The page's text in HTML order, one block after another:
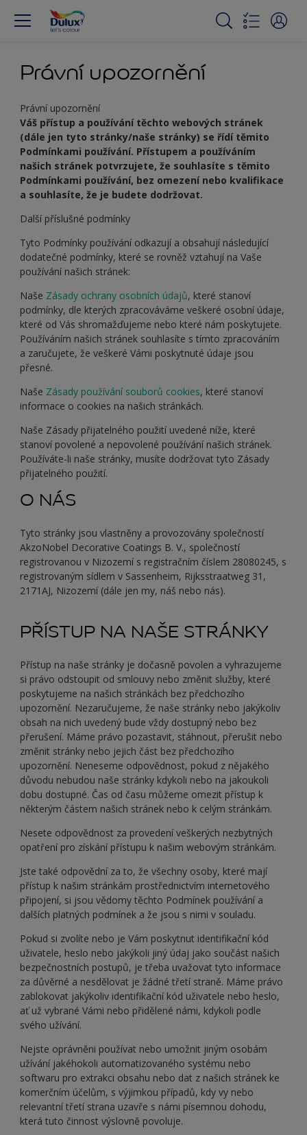
Právní upozornění
Právní upozornění
Váš přístup a používání těchto webových stránek
(dále jen tyto stránky/naše stránky) se řídí těmito
Podmínkami používání. Přístupem a používáním
našich stránek potvrzujete, že souhlasíte s těmito
Podmínkami používání, bez omezení nebo kvalifikace
a souhlasíte, že je budete dodržovat.
Další příslušné podmínky
Tyto Podmínky používání odkazují a obsahují následující
dodatečné podmínky, které se rovněž vztahují na Vaše
používání našich stránek:
Naše Zásady ochrany osobních údajů, které stanoví
podmínky, dle kterých zpracováváme veškeré osobní údaje,
které od Vás shromažďujeme nebo které nám poskytujete.
Používáním našich stránek souhlasíte s tímto zpracováním
a zaručujete, že veškeré Vámi poskytnuté údaje jsou
přesné.
Naše Zásady používání souborů cookies, které stanoví
informace o cookies na našich stránkách.
Naše Zásady přijatelného použití uvedené níže, které
stanoví povolené a nepovolené používání našich stránek.
Používáte-li naše stránky, musíte dodržovat tyto Zásady
přijatelného použití.
O NÁS
Tyto stránky jsou vlastněny a provozovány společností
AkzoNobel Decorative Coatings B. V., společností
registrovanou v Nizozemí s registračním číslem 28080245, s
registrovaným sídlem v Sassenheim, Rijksstraatweg 31,
2171AJ, Nizozemí (dále jen my, náš nebo nás).
PŘÍSTUP NA NAŠE STRÁNKY
Přístup na naše stránky je dočasně povolen a vyhrazujeme
si právo odstoupit od smlouvy nebo změnit služby, které
poskytujeme na našich stránkách bez předchozího
upozornění. Nezaručujeme, že naše stránky nebo jakýkoliv
obsah na nich uvedený bude vždy dostupný nebo bez
přerušení. Máme právo pozastavit, stáhnout, přerušit nebo
změnit stránky nebo jejich část bez předchozího
upozornění. Neneseme odpovědnost, pokud z nějakého
důvodu nebudou naše stránky kdykoli nebo na jakoukoli
dobu dostupné. Čas od času můžeme omezit přístup k
některým částem našich stránek nebo k celým stránkám.
Nesete odpovědnost za provedení veškerých nezbytných
opatření pro získání přístupu k našim webovým stránkám.
Jste také odpovědní za to, že všechny osoby, které mají
přístup k našim stránkám prostřednictvím internetového
připojení, si jsou vědomy těchto Podmínek používání a
dalších platných podmínek a že jsou s nimi v souladu.
Pokud si zvolíte nebo je Vám poskytnut identifikační kód
uživatele, heslo nebo jakýkoli jiný údaj jako součást našich
bezpečnostních postupů, je třeba uvažovat tyto informace
za důvěrné a nesdělovat je žádné třetí straně. Máme právo
zablokovat jakýkoliv identifikační kód uživatele nebo heslo,
ať už vybrané Vámi nebo přidělené námi, kdykoli podle
svého užívání.
Nejste oprávněni používat nebo umožnit jiným osobám
užívání jakéhokoli automatizovaného systému nebo
softwaru pro extrakci obsahu nebo dat z našich stránek ke
komerčním účelům, s výjimkou případů, kdy vy nebo
relevantní třetí strana uzavře s námi písemnou dohodu,
která tuto činnost výslovně povoluje.